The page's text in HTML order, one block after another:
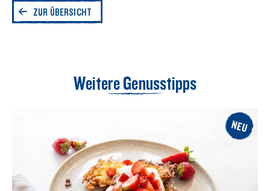
ZUR ÜBERSICHT
Weitere Genusstipps
NEU